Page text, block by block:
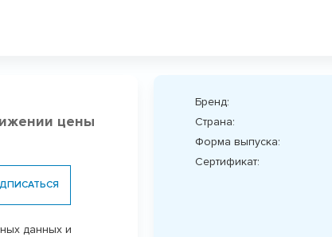
цены
данных и
Бренд:
Страна:
Форма выпуска:
Сертификат: